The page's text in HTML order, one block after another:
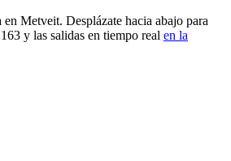
Metveit. Desplázate hacia abajo para
y las salidas en tiempo real en la